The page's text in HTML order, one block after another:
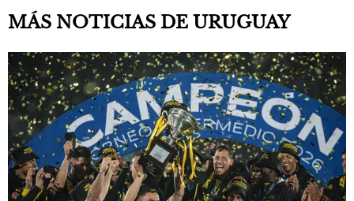
MÁS NOTICIAS DE URUGUAY